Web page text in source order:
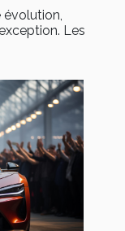
évolution,
Les